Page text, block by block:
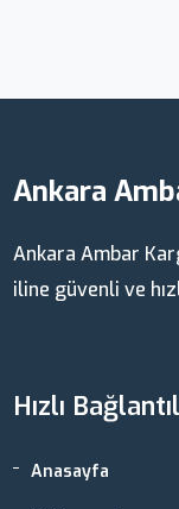
Ankara
Ankara Ambar
iline güvenli ve
Hızlı
Anasayfa